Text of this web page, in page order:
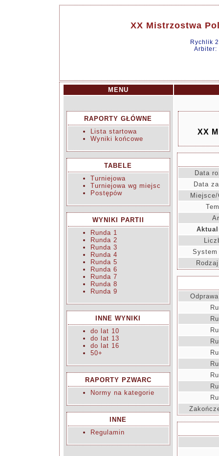
XX Mistrzostwa
Rychlik
Arbiter:
MENU
RAPORTY GŁÓWNE
Lista startowa
Wyniki końcowe
TABELE
Turniejowa
Turniejowa wg miejsc
Postępów
WYNIKI PARTII
Runda 1
Runda 2
Runda 3
Runda 4
Runda 5
Runda 6
Runda 7
Runda 8
Runda 9
INNE WYNIKI
do lat 10
do lat 13
do lat 16
50+
RAPORTY PZWARC
Normy na kategorie
INNE
Regulamin
XX
Data
Data